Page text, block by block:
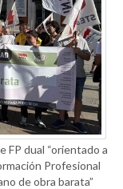
FP dual “orientado a
Profesional
de obra barata”